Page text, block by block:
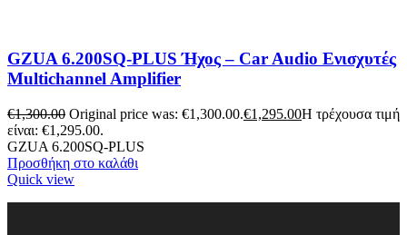
GZUA 6.200SQ-PLUS Ήχος – Car Audio Ενισχυτές
Multichannel Amplifier
€1,300.00 Original price was: €1,300.00.€1,295.00Η τρέχουσα τιμή
είναι: €1,295.00.
GZUA 6.200SQ-PLUS
Προσθήκη στο καλάθι
Quick view